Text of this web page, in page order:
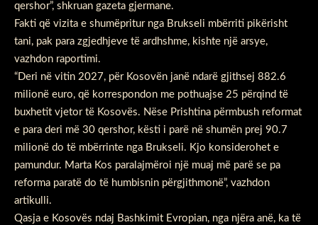
qershor”, shkruan gazeta gjermane.
Fakti që vizita e shumëpritur nga Brukseli mbërriti pikërisht
tani, pak para zgjedhjeve të ardhshme, kishte një arsye,
vazhdon raportimi.
“Deri në vitin 2027, për Kosovën janë ndarë gjithsej 882.6
milionë euro, që korrespondon me pothuajse 25 përqind të
buxhetit vjetor të Kosovës. Nëse Prishtina përmbush reformat
e para deri më 30 qershor, kësti i parë në shumën prej 90.7
milionë do të mbërrinte nga Brukseli. Kjo konsiderohet e
pamundur. Marta Kos paralajmëroi një muaj më parë se pa
reforma paratë do të humbisnin përgjithmonë”, vazhdon
artikulli.
Qasja e Kosovës ndaj Bashkimit Evropian, nga njëra anë, ka të